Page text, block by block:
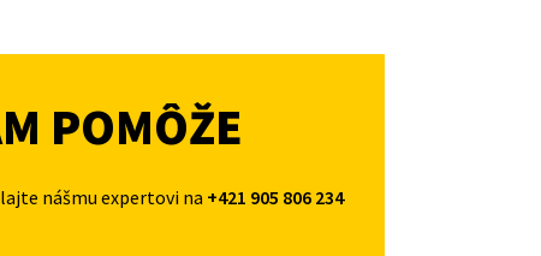
POMÔŽE
nášmu expertovi na +421 905 806 234